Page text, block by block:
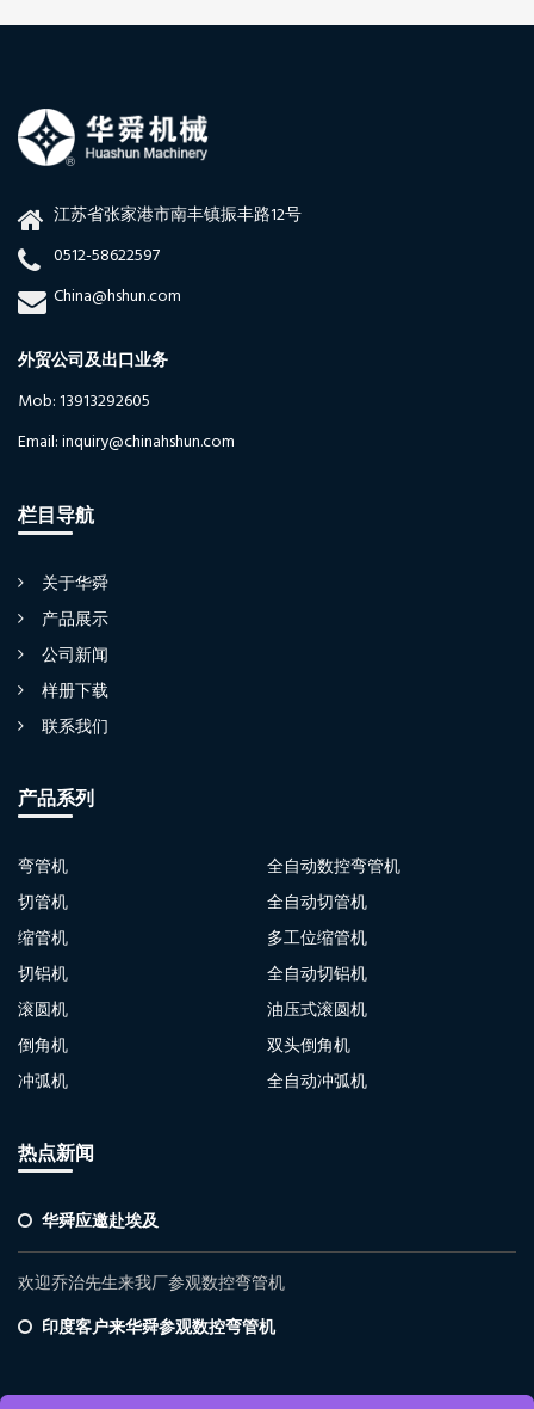
江苏省张家港市南丰镇振丰路12号
0512-58622597
China@hshun.com
外贸公司及出口业务
Mob: 13913292605
Email: inquiry@chinahshun.com
栏目导航
关于华舜
产品展示
公司新闻
样册下载
联系我们
产品系列
弯管机
切管机
缩管机
切铝机
滚圆机
倒角机
冲弧机
全自动数控弯管机
全自动切管机
多工位缩管机
全自动切铝机
油压式滚圆机
双头倒角机
全自动冲弧机
热点新闻
华舜应邀赴埃及
欢迎乔治先生来我厂参观数控弯管机
印度客户来华舜参观数控弯管机